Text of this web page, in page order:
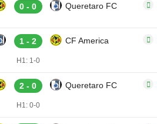
0 - 0 Queretaro FC
1 - 2 CF America
H1: 1-0
2 - 0 Queretaro FC
H1: 0-0